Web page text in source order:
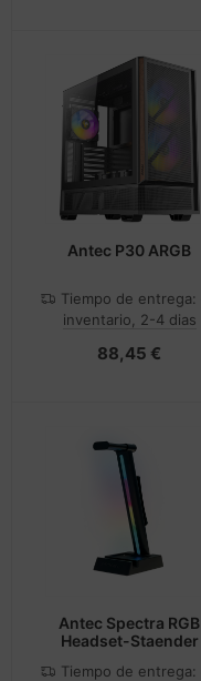
Antec P30 ARGB
Tiempo de entrega:
inventario, 2-4 dias
88,45 €
Antec Spectra RGB
Headset-Staender
Tiempo de entrega: